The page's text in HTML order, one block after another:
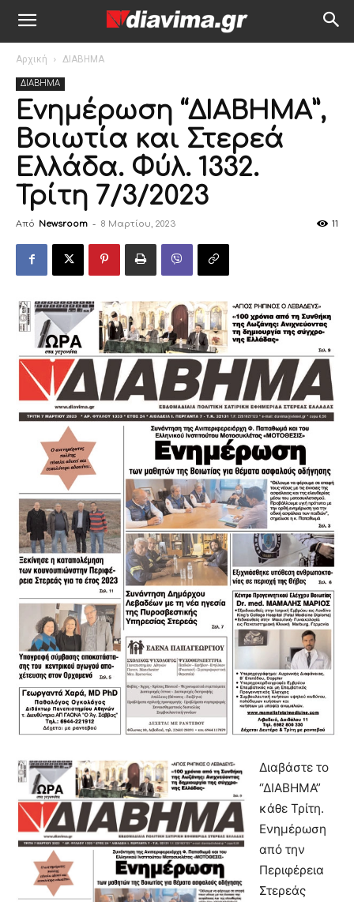
Αρχική ΔΙΑΒΗΜΑ
ΔΙΑΒΗΜΑ
Ενημέρωση “ΔΙΑΒΗΜΑ”,
Βοιωτία και Στερεά
Ελλάδα. Φύλ. 1332.
Τρίτη 7/3/2023
Από Newsroom - 8 Μαρτίου, 2023 11
Διαβάστε το
“ΔIABHMA”
κάθε Τρίτη.
Ενημέρωση
από την
Περιφέρεια
Στερεάς